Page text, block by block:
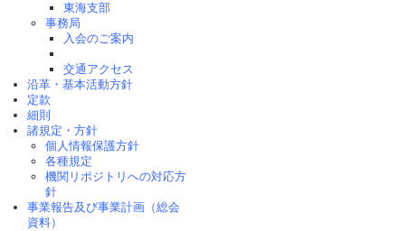
東海支部
事務局
入会のご案内
交通アクセス
沿革・基本活動方針
定款
細則
諸規定・方針
個人情報保護方針
各種規定
機関リポジトリへの対応方
針
事業報告及び事業計画（総会
資料）